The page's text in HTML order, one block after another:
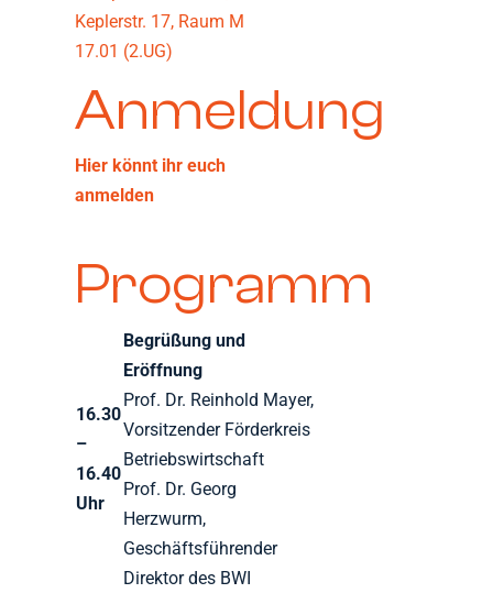
Keplerstr. 17, Raum M
17.01 (2.UG)
Anmeldung
Hier könnt ihr euch
anmelden
Programm
16.30
–
16.40
Uhr
Begrüßung und
Eröffnung
Prof. Dr. Reinhold Mayer,
Vorsitzender Förderkreis
Betriebswirtschaft
Prof. Dr. Georg
Herzwurm,
Geschäftsführender
Direktor des BWI